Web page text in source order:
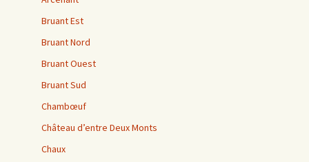
Bruant Est
Bruant Nord
Bruant Ouest
Bruant Sud
Chambœuf
Château d’entre Deux Monts
Chaux